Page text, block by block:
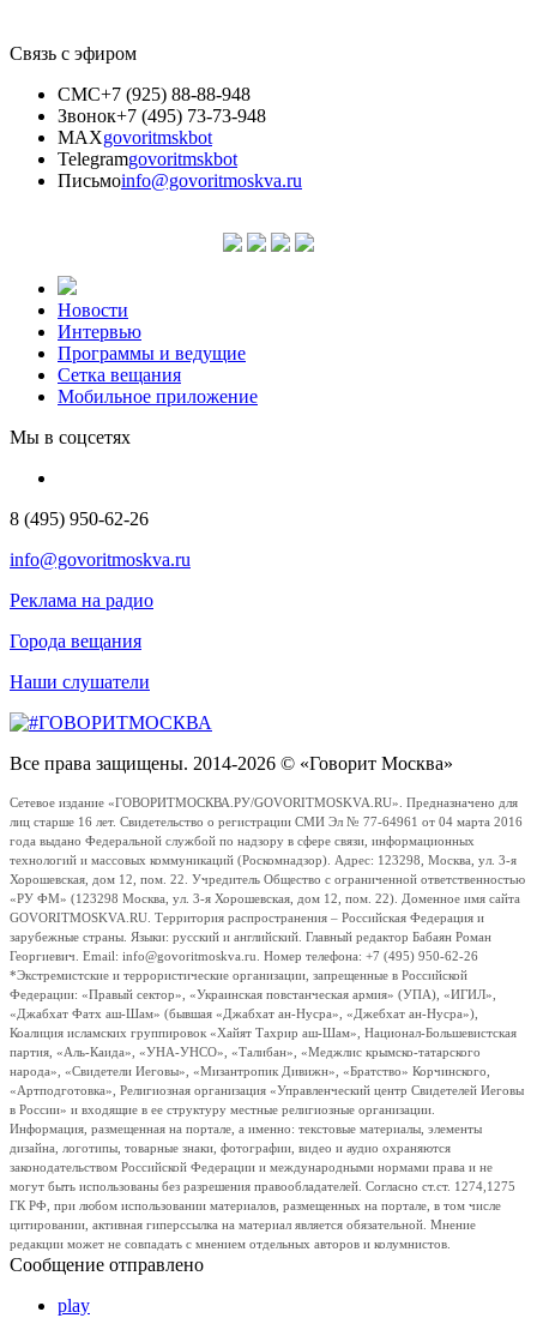
Связь с эфиром
СМС+7 (925) 88-88-948
Звонок+7 (495) 73-73-948
MAXgovoritmskbot
Telegramgovoritmskbot
Письмоinfo@govoritmoskva.ru
Новости
Интервью
Программы и ведущие
Сетка вещания
Мобильное приложение
Мы в соцсетях
8 (495) 950-62-26
info@govoritmoskva.ru
Реклама на радио
Города вещания
Наши слушатели
Все права защищены. 2014-2026 © «Говорит Москва»
Сетевое издание «ГОВОРИТМОСКВА.РУ/GOVORITMOSKVA.RU». Предназначено для
лиц старше 16 лет. Свидетельство о регистрации СМИ Эл № 77-64961 от 04 марта 2016
года выдано Федеральной службой по надзору в сфере связи, информационных
технологий и массовых коммуникаций (Роскомнадзор). Адрес: 123298, Москва, ул. 3-я
Хорошевская, дом 12, пом. 22. Учредитель Общество с ограниченной ответственностью
«РУ ФМ» (123298 Москва, ул. 3-я Хорошевская, дом 12, пом. 22). Доменное имя сайта
GOVORITMOSKVA.RU. Территория распространения – Российская Федерация и
зарубежные страны. Языки: русский и английский. Главный редактор Бабаян Роман
Георгиевич. Email: info@govoritmoskva.ru. Номер телефона: +7 (495) 950-62-26
*Экстремистские и террористические организации, запрещенные в Российской
Федерации: «Правый сектор», «Украинская повстанческая армия» (УПА), «ИГИЛ»,
«Джабхат Фатх аш-Шам» (бывшая «Джабхат ан-Нусра», «Джебхат ан-Нусра»),
Коалиция исламских группировок «Хайят Тахрир аш-Шам», Национал-Большевистская
партия, «Аль-Каида», «УНА-УНСО», «Талибан», «Меджлис крымско-татарского
народа», «Свидетели Иеговы», «Мизантропик Дивижн», «Братство» Корчинского,
«Артподготовка», Религиозная организация «Управленческий центр Свидетелей Иеговы
в России» и входящие в ее структуру местные религиозные организации.
Информация, размещенная на портале, а именно: текстовые материалы, элементы
дизайна, логотипы, товарные знаки, фотографии, видео и аудио охраняются
законодательством Российской Федерации и международными нормами права и не
могут быть использованы без разрешения правообладателей. Согласно ст.ст. 1274,1275
ГК РФ, при любом использовании материалов, размещенных на портале, в том числе
цитировании, активная гиперссылка на материал является обязательной. Мнение
редакции может не совпадать с мнением отдельных авторов и колумнистов.
Сообщение отправлено
play